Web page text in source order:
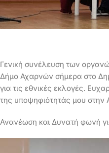
Γενική συνέλευση των
Δήμο Αχαρνών σήμερα στο
για τις εθνικές εκλογές.
της υποψηφιότητάς μου στην
Ανανέωση και Δυνατή φωνή